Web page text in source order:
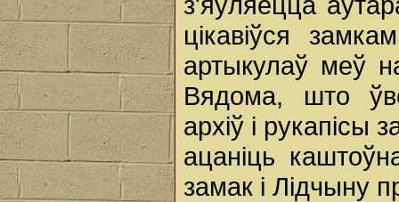
цікавіўся
артыкулаў меў
Вядома, што
архіў і рукапісы
ацаніць
замак і Лідчыну